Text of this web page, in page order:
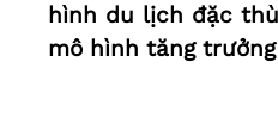
hình du lịch đặc
mô hình tăng